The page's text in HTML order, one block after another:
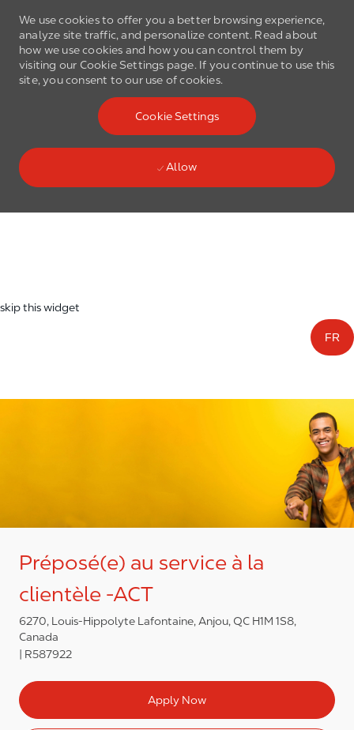
We use cookies to offer you a better browsing experience,
analyze site traffic, and personalize content. Read about
how we use cookies and how you can control them by
visiting our Cookie Settings page. If you continue to use this
site, you consent to our use of cookies.
Cookie Settings
Allow
Skip to main content
skip this widget
FR
Préposé(e) au service à la
clientèle -ACT
6270, Louis-Hippolyte Lafontaine, Anjou, QC H1M 1S8,
Canada
R587922
Apply Now